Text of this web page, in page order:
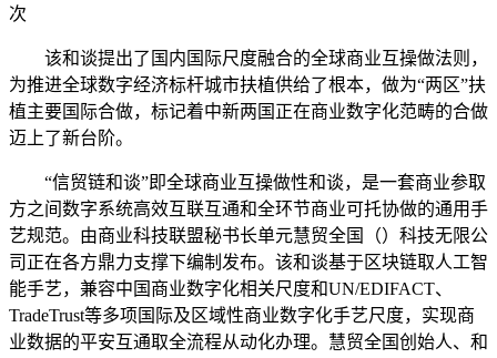
次
该和谈提出了国内国际尺度融合的全球商业互操做法则，
为推进全球数字经济标杆城市扶植供给了根本，做为“两区”扶
植主要国际合做，标记着中新两国正在商业数字化范畴的合做
迈上了新台阶。
“信贸链和谈”即全球商业互操做性和谈，是一套商业参取
方之间数字系统高效互联互通和全环节商业可托协做的通用手
艺规范。由商业科技联盟秘书长单元慧贸全国（）科技无限公
司正在各方鼎力支撑下编制发布。该和谈基于区块链取人工智
能手艺，兼容中国商业数字化相关尺度和UN/EDIFACT、
TradeTrust等多项国际及区域性商业数字化手艺尺度，实现商
业数据的平安互通取全流程从动化办理。慧贸全国创始人、和